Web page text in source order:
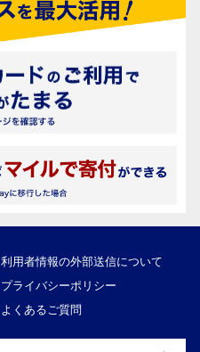
利用者情報の外部送信について
プライバシーポリシー
よくあるご質問